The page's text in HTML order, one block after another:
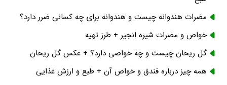
مضرات هندوانه چیست و هندوانه برای چه کسانی ضرر دارد؟
خواص و مضرات شیره انجیر + طرز تهیه
گل ریحان چیست و چه خواصی دارد؟ + عکس گل ریحان
همه چیز درباره فندق و خواص آن + طبع و ارزش غذایی